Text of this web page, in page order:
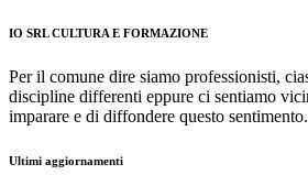
IO SRL CULTURA E FORMAZIONE
Per il comune dire siamo professionisti,
discipline differenti eppure ci sentiamo
imparare e di diffondere questo sentimento.
Ultimi aggiornamenti